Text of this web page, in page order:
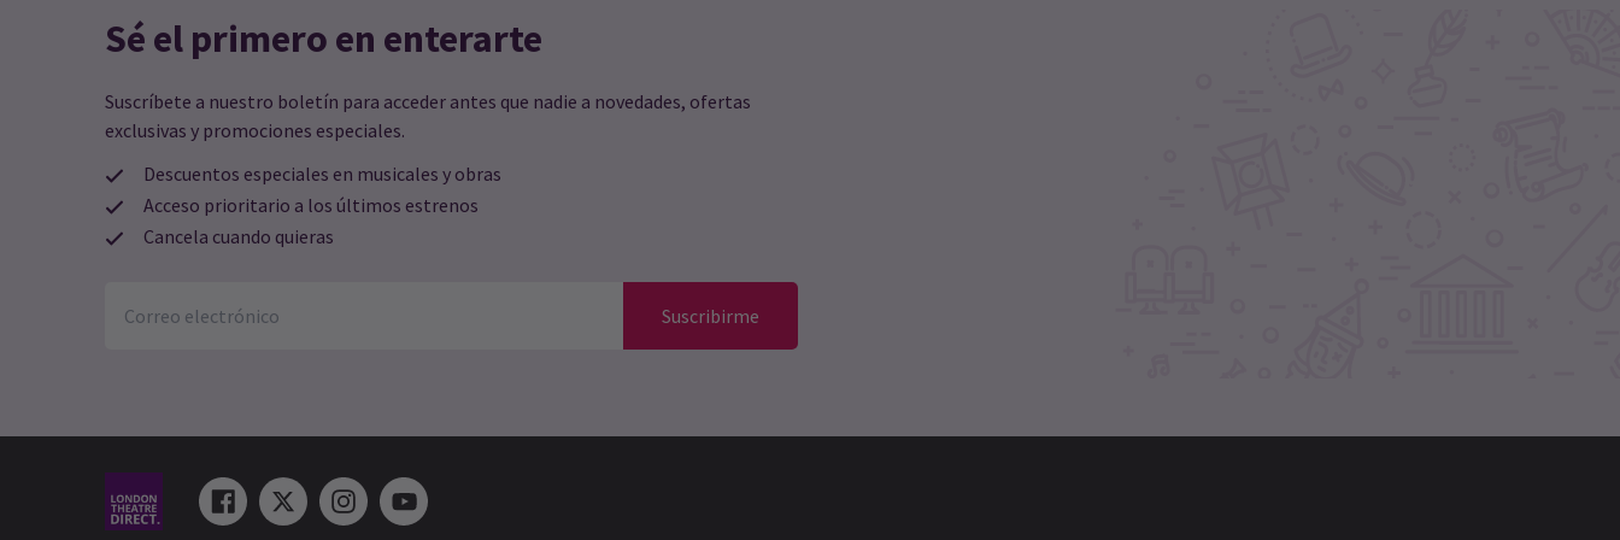
Sé el primero en enterarte
Suscríbete a nuestro boletín para acceder antes que nadie a novedades, ofertas
exclusivas y promociones especiales.
Descuentos especiales en musicales y obras
Acceso prioritario a los últimos estrenos
Cancela cuando quieras
Suscribirme